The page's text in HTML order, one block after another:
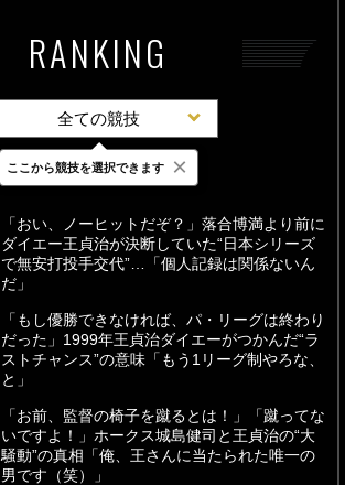
RANKING
全ての競技
最新 24時間 週間
「おい、ノーヒットだぞ？」落合博満より前に
ダイエー王貞治が決断していた“日本シリーズ
で無安打投手交代”…「個人記録は関係ないん
だ」
「もし優勝できなければ、パ・リーグは終わり
だった」1999年王貞治ダイエーがつかんだ“ラ
ストチャンス”の意味「もう1リーグ制やろな、
と」
「お前、監督の椅子を蹴るとは！」「蹴ってな
いですよ！」ホークス城島健司と王貞治の“大
騒動”の真相「俺、王さんに当たられた唯一の
男です（笑）」
ここから競技を選択できます ×